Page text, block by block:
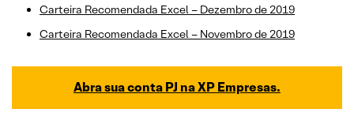
Carteira Recomendada Excel – Dezembro de 2019
Carteira Recomendada Excel – Novembro de 2019
Abra sua conta PJ na XP Empresas.